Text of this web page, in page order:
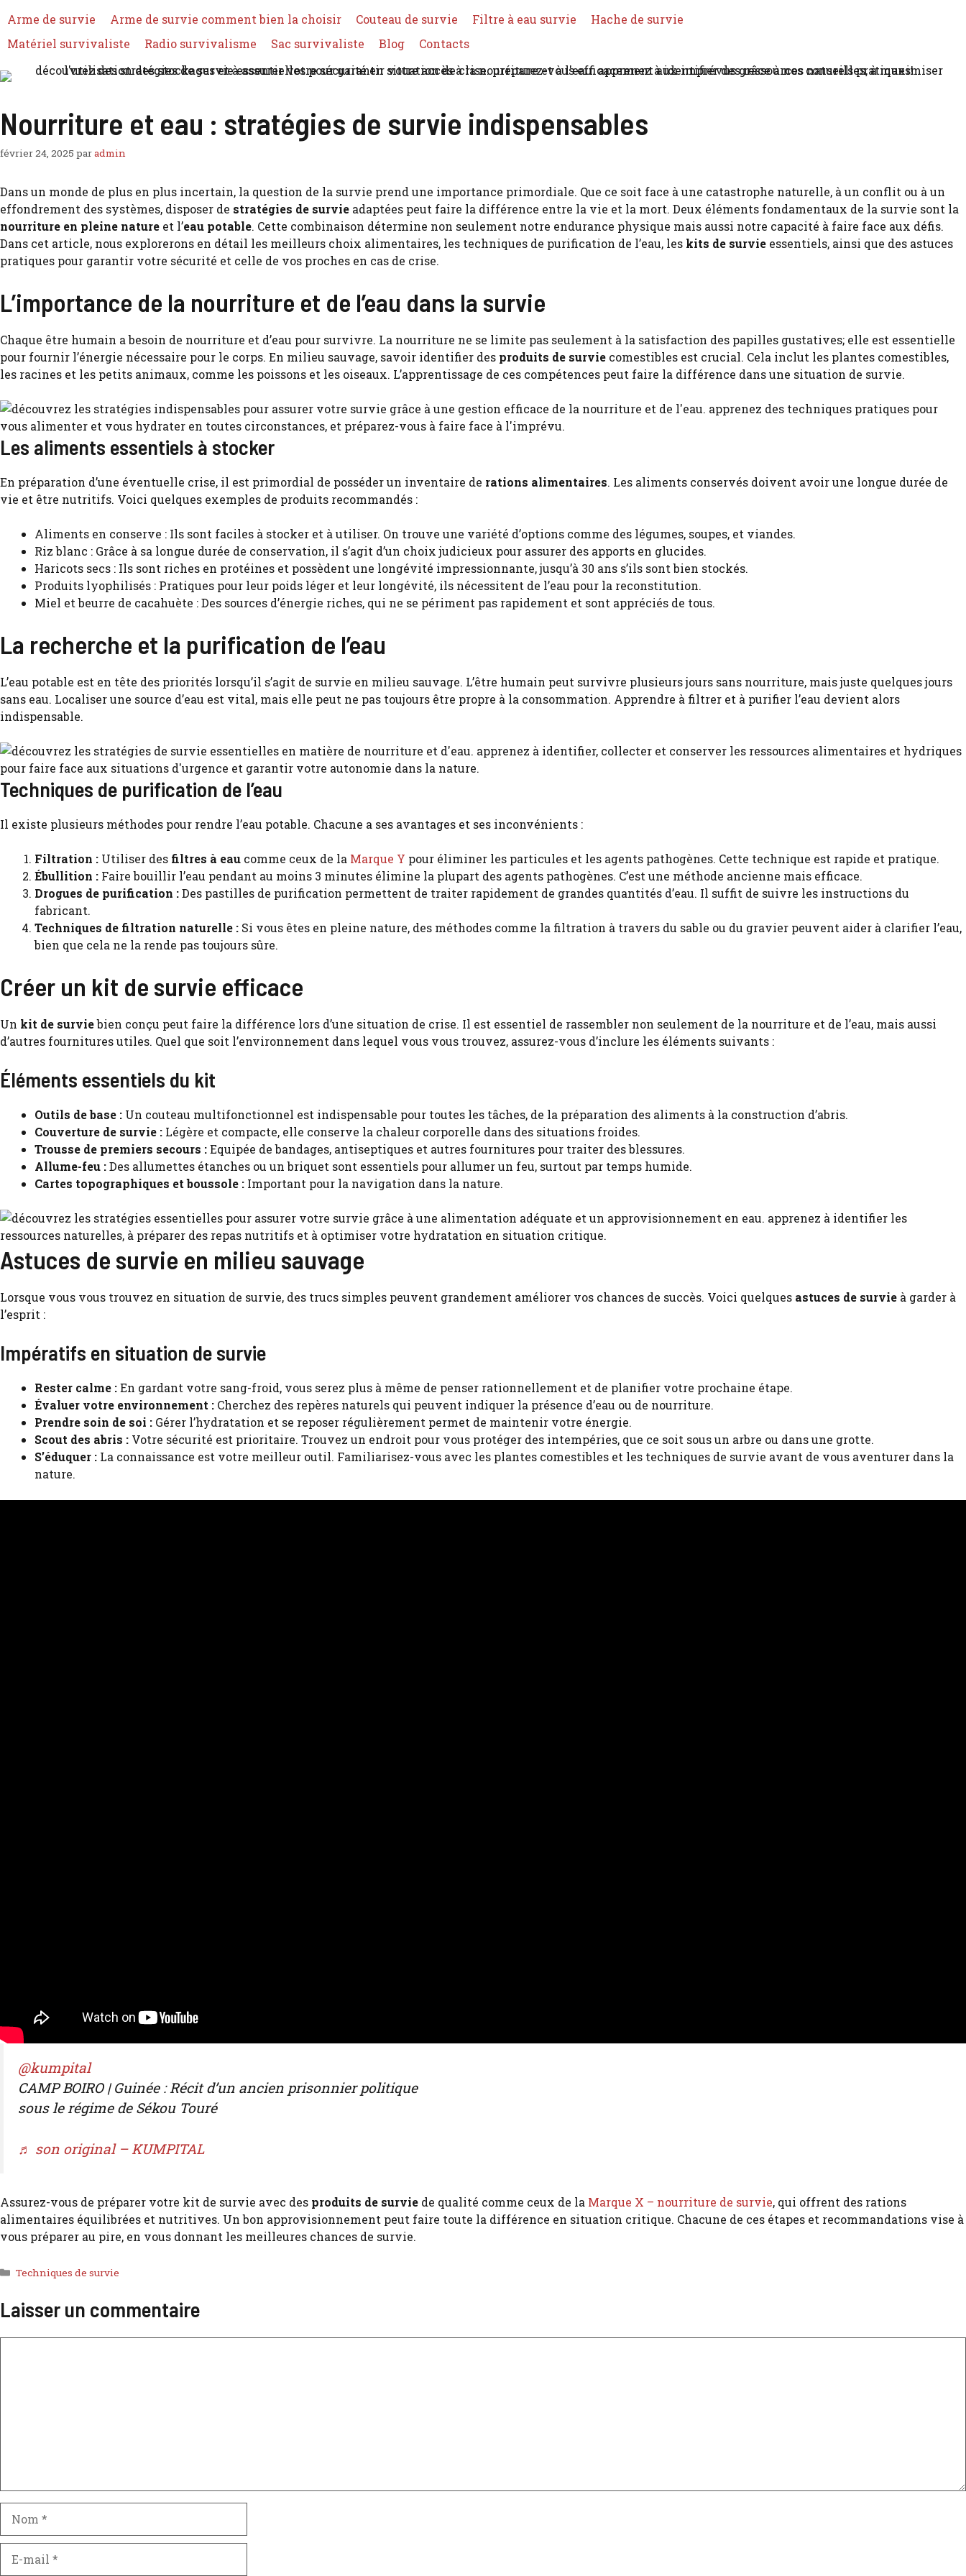
Arme de survie Arme de survie comment bien la choisir Couteau de survie Filtre à eau survie
Hache de survie
Matériel survivaliste
Radio survivalisme Sac survivaliste Blog Contacts
Nourriture et eau : stratégies de survie indispensables
février 24, 2025 paradmin
Dans un monde de plus en plus incertain, la question de la survie prend une importance primordiale. Que ce soit face à une catastrophe naturelle, à un conflit ou à un
effondrement des systèmes, disposer de stratégies de survie adaptées peut faire la différence entre la vie et la mort. Deux éléments fondamentaux de la survie sont la
nourriture en pleine nature et l’eau potable. Cette combinaison détermine non seulement notre endurance physique mais aussi notre capacité à faire face aux défis.
Dans cet article, nous explorerons en détail les meilleurs choix alimentaires, les techniques de purification de l’eau, les kits de survie essentiels, ainsi que des astuces
pratiques pour garantir votre sécurité et celle de vos proches en cas de crise.
L’importance de la nourriture et de l’eau dans la survie
Chaque être humain a besoin de nourriture et d’eau pour survivre. La nourriture ne se limite pas seulement à la satisfaction des papilles gustatives; elle est essentielle
pour fournir l’énergie nécessaire pour le corps. En milieu sauvage, savoir identifier des produits de survie comestibles est crucial. Cela inclut les plantes comestibles,
les racines et les petits animaux, comme les poissons et les oiseaux. L’apprentissage de ces compétences peut faire la différence dans une situation de survie.
Les aliments essentiels à stocker
En préparation d’une éventuelle crise, il est primordial de posséder un inventaire de rations alimentaires. Les aliments conservés doivent avoir une longue durée de
vie et être nutritifs. Voici quelques exemples de produits recommandés :
Aliments en conserve : Ils sont faciles à stocker et à utiliser. On trouve une variété d’options comme des légumes, soupes, et viandes.
Riz blanc : Grâce à sa longue durée de conservation, il s’agit d’un choix judicieux pour assurer des apports en glucides.
Haricots secs : Ils sont riches en protéines et possèdent une longévité impressionnante, jusqu’à 30 ans s’ils sont bien stockés.
Produits lyophilisés : Pratiques pour leur poids léger et leur longévité, ils nécessitent de l’eau pour la reconstitution.
Miel et beurre de cacahuète : Des sources d’énergie riches, qui ne se périment pas rapidement et sont appréciés de tous.
La recherche et la purification de l’eau
L’eau potable est en tête des priorités lorsqu’il s’agit de survie en milieu sauvage. L’être humain peut survivre plusieurs jours sans nourriture, mais juste quelques jours
sans eau. Localiser une source d’eau est vital, mais elle peut ne pas toujours être propre à la consommation. Apprendre à filtrer et à purifier l’eau devient alors
indispensable.
Techniques de purification de l’eau
Il existe plusieurs méthodes pour rendre l’eau potable. Chacune a ses avantages et ses inconvénients :
Filtration : Utiliser des filtres à eau comme ceux de la Marque Y pour éliminer les particules et les agents pathogènes. Cette technique est rapide et pratique.
Ébullition : Faire bouillir l’eau pendant au moins 3 minutes élimine la plupart des agents pathogènes. C’est une méthode ancienne mais efficace.
Drogues de purification :Des pastilles de purification permettent de traiter rapidement de grandes quantités d’eau. Il suffit de suivre les instructions du
fabricant.
Techniques de filtration naturelle : Si vous êtes en pleine nature, des méthodes comme la filtration à travers du sable ou du gravier peuvent aider à clarifier l’eau,
bien que cela ne la rende pas toujours sûre.
Créer un kit de survie efficace
Un kit de surviebien conçu peut faire la différence lors d’une situation de crise. Il est essentiel de rassembler non seulement de la nourriture et de l’eau, mais aussi
d’autres fournitures utiles. Quel que soit l’environnement dans lequel vous vous trouvez, assurez-vous d’inclure les éléments suivants :
Éléments essentiels du kit
Outils de base : Un couteau multifonctionnel est indispensable pour toutes les tâches, de la préparation des aliments à la construction d’abris.
Couverture de survie : Légère et compacte, elle conserve la chaleur corporelle dans des situations froides.
Trousse de premiers secours :Equipée de bandages, antiseptiques et autres fournitures pour traiter des blessures.
Allume-feu :Des allumettes étanches ou un briquet sont essentiels pour allumer un feu, surtout par temps humide.
Cartes topographiques et boussole : Important pour la navigation dans la nature.
Astuces de survie en milieu sauvage
Lorsque vous vous trouvez en situation de survie, des trucs simples peuvent grandement améliorer vos chances de succès. Voici quelques astuces de survie à garder à
l’esprit :
Impératifs en situation de survie
Rester calme :En gardant votre sang-froid, vous serez plus à même de penser rationnellement et de planifier votre prochaine étape.
Évaluer votre environnement : Cherchez des repères naturels qui peuvent indiquer la présence d’eau ou de nourriture.
Prendre soin de soi : Gérer l’hydratation et se reposer régulièrement permet de maintenir votre énergie.
Scout des abris : Votre sécurité est prioritaire. Trouvez un endroit pour vous protéger des intempéries, que ce soit sous un arbre ou dans une grotte.
S’éduquer : La connaissance est votre meilleur outil. Familiarisez-vous avec les plantes comestibles et les techniques de survie avant de vous aventurer dans la
nature.
@kumpital
CAMP BOIRO | Guinée : Récit d’un ancien prisonnier politique
sous le régime de Sékou Touré
♬ son original – KUMPITAL
Assurez-vous de préparer votre kit de survie avec des produits de survie de qualité comme ceux de la Marque X – nourriture de survie, qui offrent des rations
alimentaires équilibrées et nutritives. Un bon approvisionnement peut faire toute la différence en situation critique. Chacune de ces étapes et recommandations vise à
vous préparer au pire, en vous donnant les meilleures chances de survie.
Techniques de survie
Laisser un commentaire